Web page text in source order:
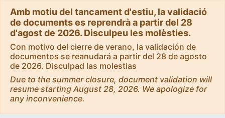
Amb motiu del tancament d'estiu, la validació
de documents es reprendrà a partir del 28
d'agost de 2026. Disculpeu les molèsties.
Con motivo del cierre de verano, la validación de
documentos se reanudará a partir del 28 de agosto
de 2026. Disculpad las molestias
Due to the summer closure, document validation will
resume starting August 28, 2026. We apologize for
any inconvenience.